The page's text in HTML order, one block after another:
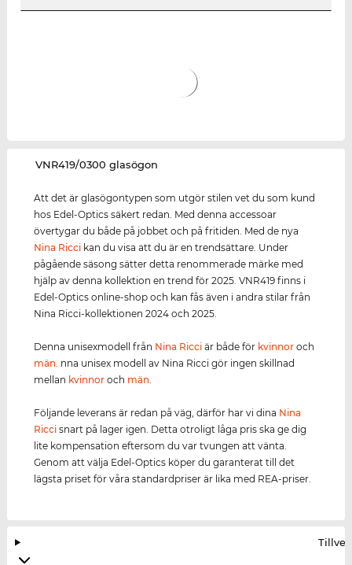
‌VNR419/0300 glasögon
Att det är glasögontypen som utgör stilen vet du som kund
hos Edel-Optics säkert redan. Med denna accessoar
övertygar du både på jobbet och på fritiden. Med de nya
Nina Ricci kan du visa att du är en trendsättare. Under
pågående säsong sätter detta renommerade märke med
hjälp av denna kollektion en trend för 2025. VNR419 finns i
Edel-Optics online-shop och kan fås även i andra stilar från
Nina Ricci-kollektionen 2024 och 2025.
Denna unisexmodell från Nina Ricci är både för kvinnor och
män . nna unisex modell av Nina Ricci gör ingen skillnad
mellan kvinnor och män
Följande leverans är redan på väg, därför har vi dina Nina
Ricci snart på lager igen. Detta otroligt låga pris ska ge dig
lite kompensation eftersom du var tvungen att vänta.
Genom att välja Edel-Optics köper du garanterat till det
lägsta priset för våra standardpriser är lika med REA-priser.